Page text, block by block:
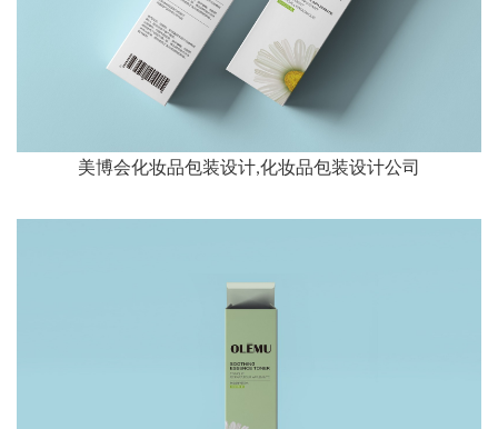
美博会化妆品包装设计,化妆品包装设计公司